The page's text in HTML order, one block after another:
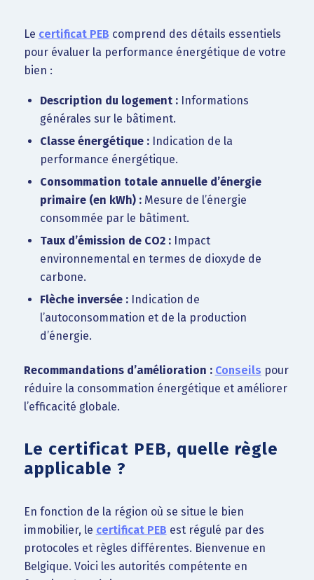
Le certificat PEB comprend des détails essentiels
pour évaluer la performance énergétique de votre
bien :
Description du logement :Informations
générales sur le bâtiment.
Classe énergétique :Indication de la
performance énergétique.
Consommation totale annuelle d’énergie
primaire (en kWh) :Mesure de l’énergie
consommée par le bâtiment.
Taux d’émission de CO2 :Impact
environnemental en termes de dioxyde de
carbone.
Flèche inversée :Indication de
l’autoconsommation et de la production
d’énergie.
Recommandations d’amélioration : Conseils pour
réduire la consommation énergétique et améliorer
l’efficacité globale.
Le certificat PEB, quelle règle
applicable ?
En fonction de la région où se situe le bien
immobilier, le certificat PEB est régulé par des
protocoles et règles différentes. Bienvenue en
Belgique. Voici les autorités compétente en